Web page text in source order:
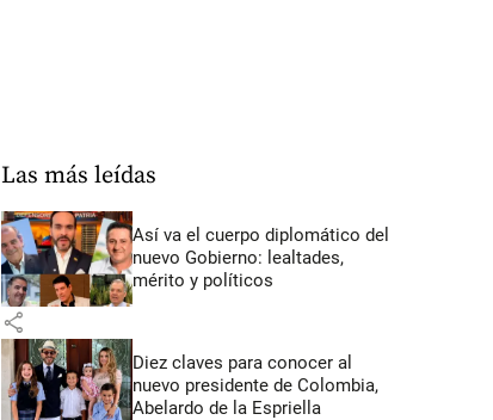
Las más leídas
Así va el cuerpo diplomático del
nuevo Gobierno: lealtades,
mérito y políticos
share
Diez claves para conocer al
nuevo presidente de Colombia,
Abelardo de la Espriella